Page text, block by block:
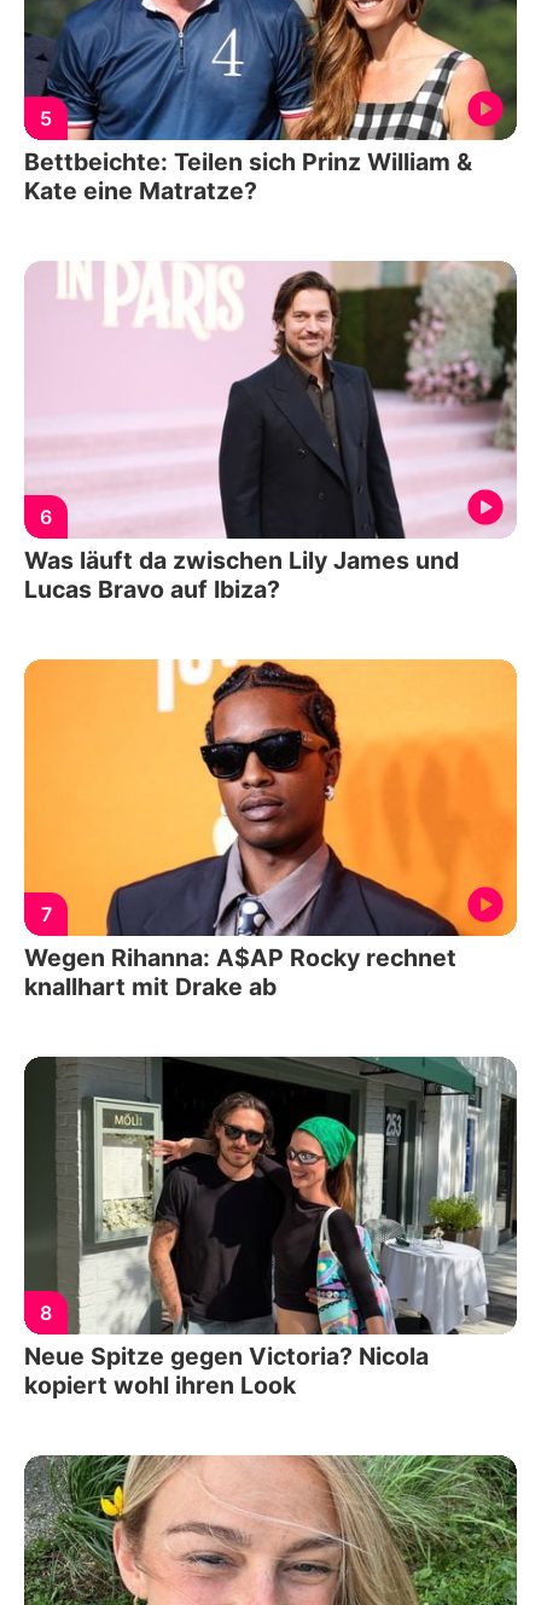
5
Bettbeichte: Teilen sich Prinz William &
Kate eine Matratze?
6
Was läuft da zwischen Lily James und
Lucas Bravo auf Ibiza?
7
Wegen Rihanna: A$AP Rocky rechnet
knallhart mit Drake ab
8
Neue Spitze gegen Victoria? Nicola
kopiert wohl ihren Look